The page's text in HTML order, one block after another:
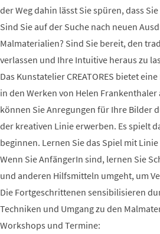
der Weg dahin lässt Sie spüren, dass
Sind Sie auf der Suche nach neuen
Malmaterialien? Sind Sie bereit, den
verlassen und Ihre Intuitive heraus zu
Das Kunstatelier CREATORES bietet
in den Werken von Helen
können Sie Anregungen für Ihre Bilder
der kreativen Linie erwerben. Es spielt
beginnen. Lernen Sie das Spiel mit
Wenn Sie AnfängerIn sind, lernen Sie
und anderen Hilfsmitteln umgeht, um
Die Fortgeschrittenen sensibilisieren
Techniken und Umgang zu den
Workshops und Termine: